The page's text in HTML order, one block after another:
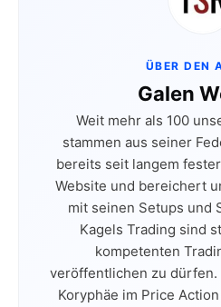
ÜBER DEN
Galen
Weit mehr als 100
stammen aus seiner
bereits seit langem
Website und bereichert
mit seinen Setups und
Kagels Trading sind
kompetenten
veröffentlichen zu dürfen.
Koryphäe im Price